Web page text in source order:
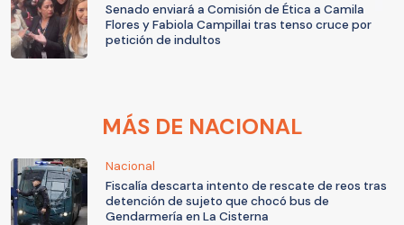
Senado enviará a Comisión de Ética a Camila
Flores y Fabiola Campillai tras tenso cruce por
petición de indultos
MÁS DE NACIONAL
Nacional
Fiscalía descarta intento de rescate de reos tras
detención de sujeto que chocó bus de
Gendarmería en La Cisterna